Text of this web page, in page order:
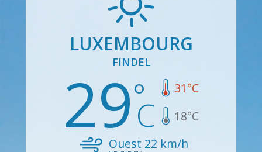
LUXEMBOURG
FINDEL
29 31°C
18°C
Ouest 22 km/h